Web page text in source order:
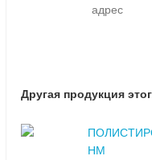
адрес
Другая продукция
НМ